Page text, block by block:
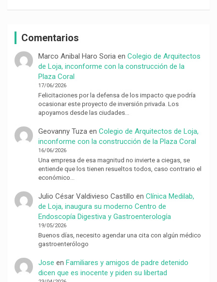
Comentarios
Marco Anibal Haro Soria en Colegio de Arquitectos
de Loja, inconforme con la construcción de la
Plaza Coral
17/06/2026
Felicitaciones por la defensa de los impacto que podría
ocasionar este proyecto de inversión privada. Los
apoyamos desde las ciudades…
Geovanny Tuzaen Colegio de Arquitectos de Loja,
inconforme con la construcción de la Plaza Coral
16/06/2026
Una empresa de esa magnitud no invierte a ciegas, se
entiende que los tienen resueltos todos, caso contrario el
económico…
Julio César Valdivieso Castillo en Clínica Medilab,
de Loja, inaugura su moderno Centro de
Endoscopía Digestiva y Gastroenterología
19/05/2026
Buenos días, necesito agendar una cita con algún médico
gastroenterólogo
Jose en Familiares y amigos de padre detenido
dicen que es inocente y piden su libertad